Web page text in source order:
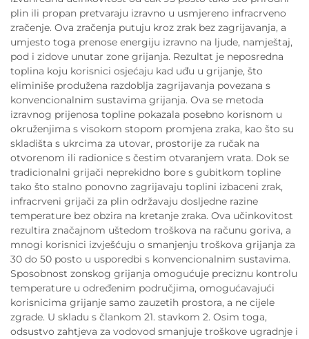
plin ili propan pretvaraju izravno u usmjereno infracrveno
zračenje. Ova zračenja putuju kroz zrak bez zagrijavanja, a
umjesto toga prenose energiju izravno na ljude, namještaj,
pod i zidove unutar zone grijanja. Rezultat je neposredna
toplina koju korisnici osjećaju kad uđu u grijanje, što
eliminiše produžena razdoblja zagrijavanja povezana s
konvencionalnim sustavima grijanja. Ova se metoda
izravnog prijenosa topline pokazala posebno korisnom u
okruženjima s visokom stopom promjena zraka, kao što su
skladišta s ukrcima za utovar, prostorije za ručak na
otvorenom ili radionice s čestim otvaranjem vrata. Dok se
tradicionalni grijači neprekidno bore s gubitkom topline
tako što stalno ponovno zagrijavaju toplini izbaceni zrak,
infracrveni grijači za plin održavaju dosljedne razine
temperature bez obzira na kretanje zraka. Ova učinkovitost
rezultira značajnom uštedom troškova na računu goriva, a
mnogi korisnici izvješćuju o smanjenju troškova grijanja za
30 do 50 posto u usporedbi s konvencionalnim sustavima.
Sposobnost zonskog grijanja omogućuje preciznu kontrolu
temperature u određenim područjima, omogućavajući
korisnicima grijanje samo zauzetih prostora, a ne cijele
zgrade. U skladu s člankom 21. stavkom 2. Osim toga,
odsustvo zahtjeva za vodovod smanjuje troškove ugradnje i